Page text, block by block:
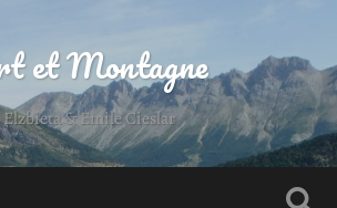
et Montagne
Elzbieta & Emile Cieslar